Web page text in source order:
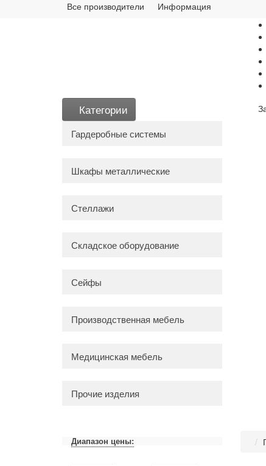
Все производители Информация
Категории
Гардеробные системы
Шкафы металлические
Стеллажи
Складское оборудование
Сейфы
Производственная мебель
Медицинская мебель
Прочие изделия
Диапазон цены: